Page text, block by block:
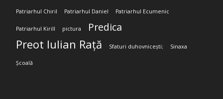
Patriarhul Chiril Patriarhul Daniel Patriarhul Ecumenic
Patriarhul Kirill pictura Predica
Preot Iulian Rață Sfaturi duhovnicești; Sinaxa
Școală